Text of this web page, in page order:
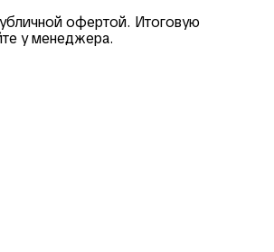
офертой. Итоговую
у менеджера.